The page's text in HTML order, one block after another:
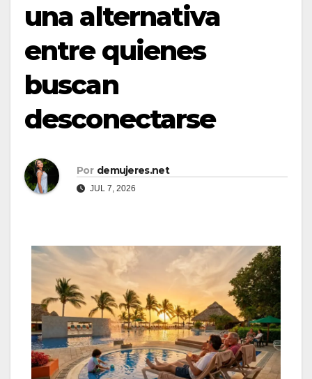
una alternativa
entre quienes
buscan
desconectarse
Por demujeres.net
JUL 7, 2026